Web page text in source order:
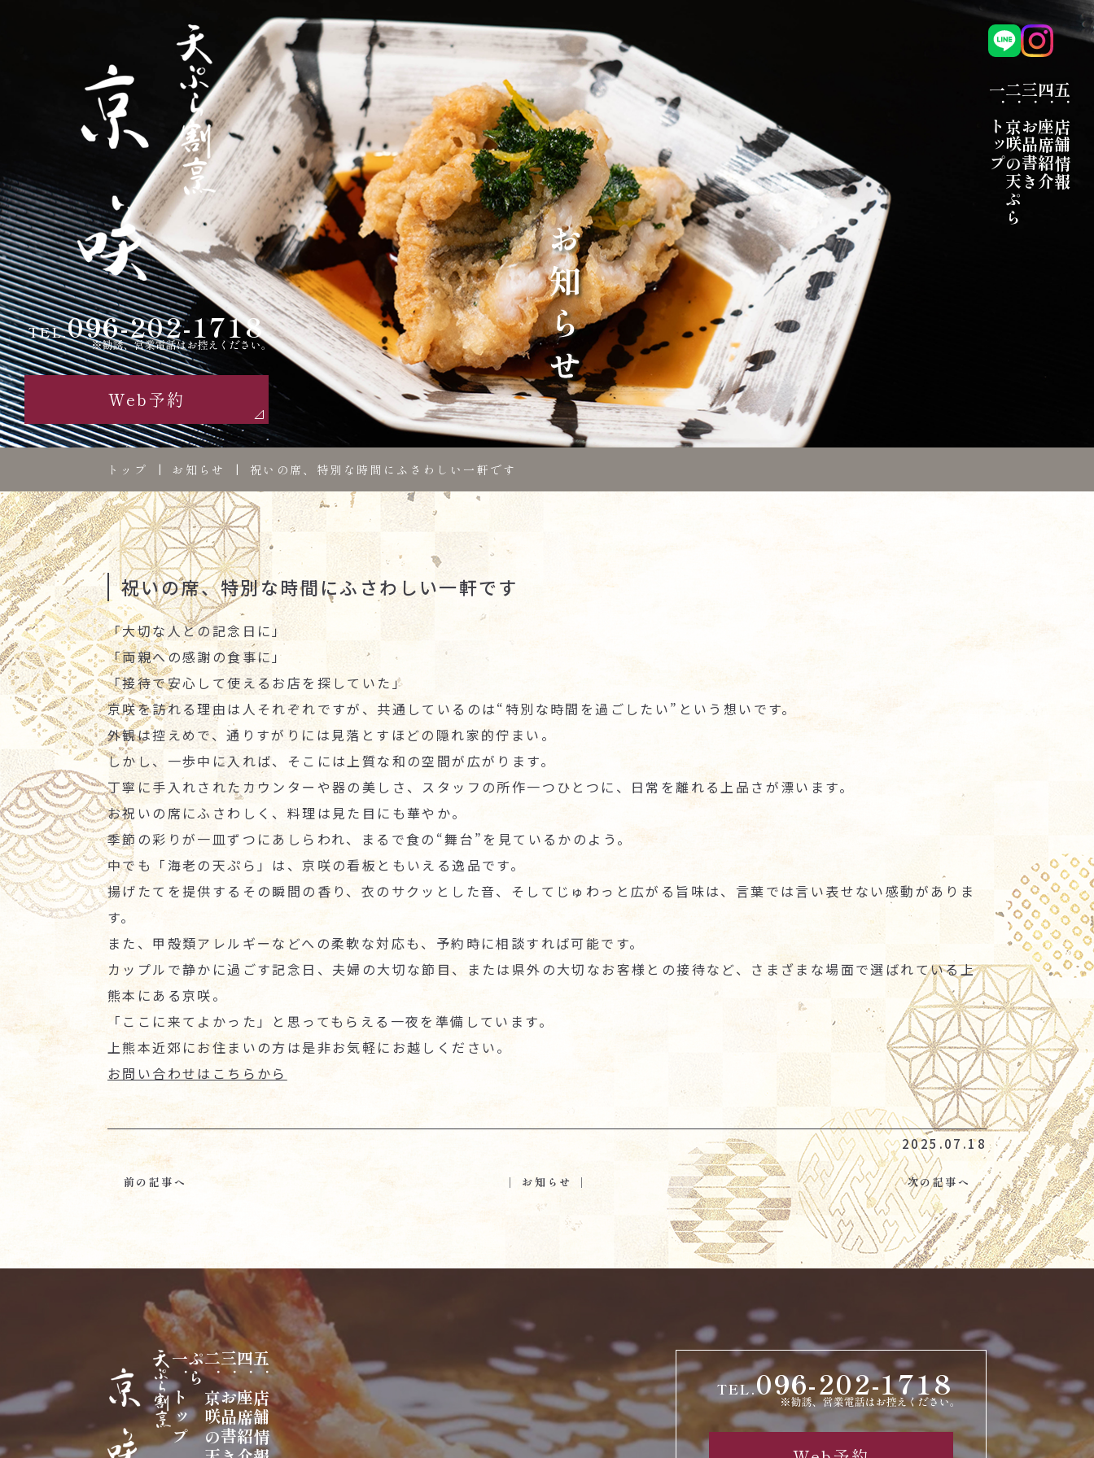
TEL.096-202-1718
Web予約
一．トップ二．京咲の天ぷら三．お品書き四．座席紹介五．店舗情報
トップ お知らせ 祝いの席、特別な時間にふさわしい一軒です
祝いの席、特別な時間にふさわしい一軒です
「大切な人との記念日に」
「両親への感謝の食事に」
「接待で安心して使えるお店を探していた」
京咲を訪れる理由は人それぞれですが、共通しているのは“特別な時間を過ごしたい”という想いです。
外観は控えめで、通りすがりには見落とすほどの隠れ家的佇まい。
しかし、一歩中に入れば、そこには上質な和の空間が広がります。
丁寧に手入れされたカウンターや器の美しさ、スタッフの所作一つひとつに、日常を離れる上品さが漂います。
お祝いの席にふさわしく、料理は見た目にも華やか。
季節の彩りが一皿ずつにあしらわれ、まるで食の“舞台”を見ているかのよう。
中でも「海老の天ぷら」は、京咲の看板ともいえる逸品です。
揚げたてを提供するその瞬間の香り、衣のサクッとした音、そしてじゅわっと広がる旨味は、言葉では言い表せない感動がありま
す。
また、甲殻類アレルギーなどへの柔軟な対応も、予約時に相談すれば可能です。
カップルで静かに過ごす記念日、夫婦の大切な節目、または県外の大切なお客様との接待など、さまざまな場面で選ばれている上
熊本にある京咲。
「ここに来てよかった」と思ってもらえる一夜を準備しています。
上熊本近郊にお住まいの方は是非お気軽にお越しください。
お問い合わせはこちらから
2025.07.18
前の記事へ 次の記事へ
│ お知らせ │
一．トップ二
．
京
咲
の
天
ぷ
ら 三．お品書き四．座席紹介五．店舗情報 TEL.096-202-1718